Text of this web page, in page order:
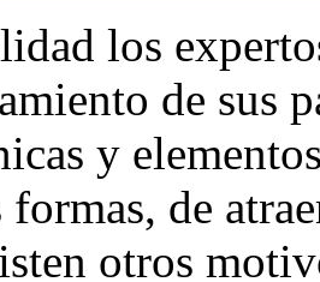
los
de sus
y
formas, de
otros